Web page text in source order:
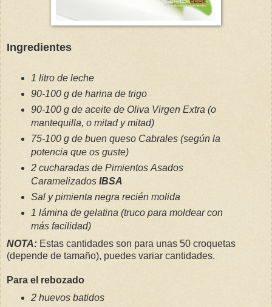
Ingredientes
1 litro de leche
90-100 g de harina de trigo
90-100 g de aceite de Oliva Virgen Extra (o
mantequilla, o mitad y mitad)
75-100 g de buen queso Cabrales (según la
potencia que os guste)
2 cucharadas de Pimientos Asados
Caramelizados IBSA
Sal y pimienta negra recién molida
1 lámina de gelatina (truco para moldear con
más facilidad)
NOTA: Estas cantidades son para unas 50 croquetas
(depende de tamaño), puedes variar cantidades.
Para el rebozado
2 huevos batidos